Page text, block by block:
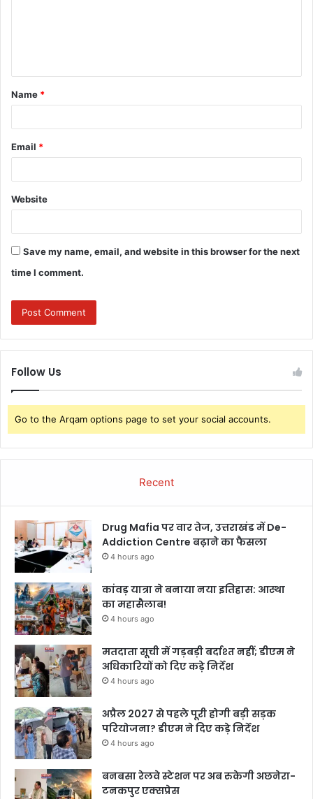
t
*
Name *
Email *
Website
Save my name, email, and website in this browser for the next
time I comment.
Follow Us
Go to the Arqam options page to set your social accounts.
Recent
Drug Mafia पर वार तेज, उत्तराखंड में De-
Addiction Centre बढ़ाने का फैसला
4 hours ago
कांवड़ यात्रा ने बनाया नया इतिहास: आस्था
का महासैलाब!
4 hours ago
मतदाता सूची में गड़बड़ी बर्दाश्त नहीं; डीएम ने
अधिकारियों को दिए कड़े निर्देश
4 hours ago
अप्रैल 2027 से पहले पूरी होगी बड़ी सड़क
परियोजना? डीएम ने दिए कड़े निर्देश
4 hours ago
बनबसा रेलवे स्टेशन पर अब रुकेगी अछनेरा-
टनकपुर एक्सप्रेस